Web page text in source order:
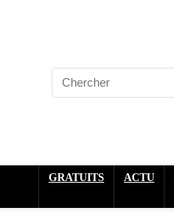
GRATUITS ACTU